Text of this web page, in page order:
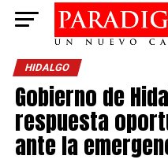
HIDALGO
Gobierno de
respuesta
ante la